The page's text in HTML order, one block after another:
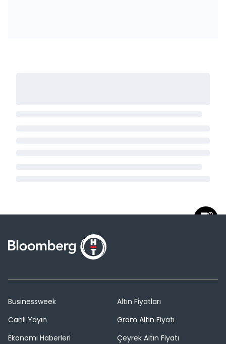
Businessweek
Canlı Yayın
Ekonomi Haberleri
Altın Fiyatları
Gram Altın Fiyatı
Çeyrek Altın Fiyatı